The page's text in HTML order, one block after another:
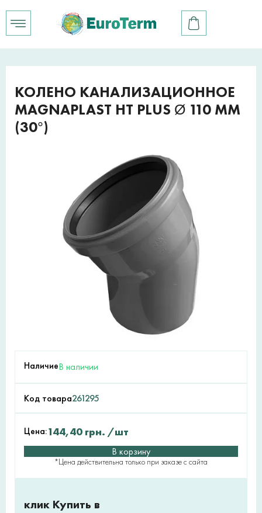
КОЛЕНО КАНАЛИЗАЦИОННОЕ
MAGNAPLAST HT PLUS Ø 110 ММ
(30°)
НаличиеВ наличии
Код товара261295
Цена:144,40 грн. /шт
В корзину
*Цена действительна только при заказе с сайта
клик Купить в